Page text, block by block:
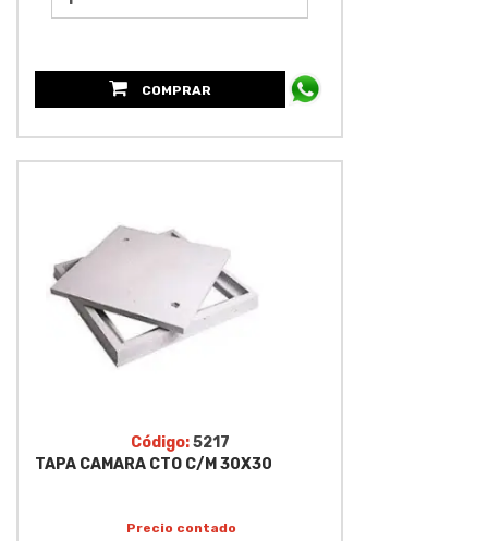
COMPRAR
Código:5217
TAPA CAMARA CTO C/M 30X30
Precio contado